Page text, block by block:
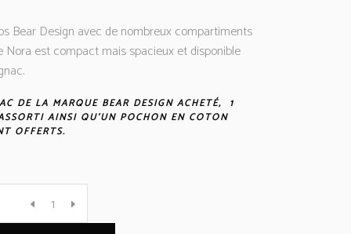
Bear Design avec de nombreux compartiments
Nora est compact mais spacieux et disponible
DE LA MARQUE BEAR DESIGN ACHETÉ, 1
AINSI QU’UN POCHON EN COTON
OFFERTS.